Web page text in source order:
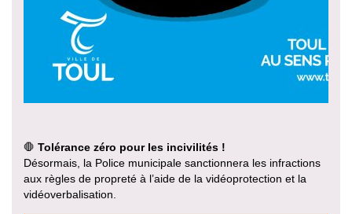
🛑 Tolérance zéro pour les incivilités !
Désormais, la Police municipale sanctionnera les infractions
aux règles de propreté à l’aide de la vidéoprotection et la
vidéoverbalisation.